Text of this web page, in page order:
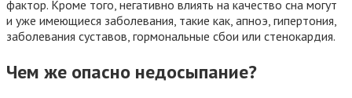
фактор. Кроме того, негативно влиять на качество сна могут
и уже имеющиеся заболевания, такие как, апноэ, гипертония,
заболевания суставов, гормональные сбои или стенокардия.
Чем же опасно недосыпание?